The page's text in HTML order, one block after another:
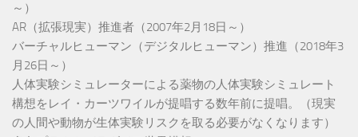
～）
AR（拡張現実）推進者（2007年2月18日～）
バーチャルヒューマン（デジタルヒューマン）推進（2018年3
月26日～）
人体実験シミュレーターによる薬物の人体実験シミュレート
構想をレイ・カーツワイルが提唱する数年前に提唱。（現実
の人間や動物が生体実験リスクを取る必要がなくなります）